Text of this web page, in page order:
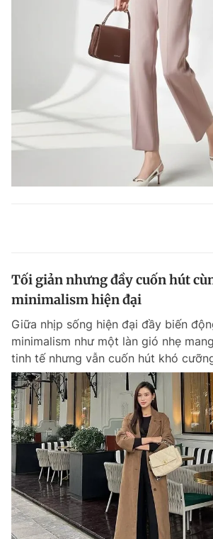
Tối giản nhưng đầy cuốn hút
minimalism hiện đại
Giữa nhịp sống hiện đại đầy biến
minimalism như một làn gió nhẹ
tinh tế nhưng vẫn cuốn hút khó